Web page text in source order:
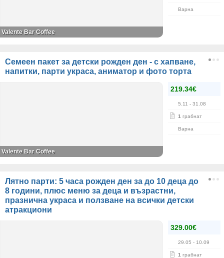
Варна
Valente Bar Coffee
Семеен пакет за детски рожден ден - с хапване,
напитки, парти украса, аниматор и фото торта
219.34€
5.11 - 31.08
1 грабнат
Варна
Valente Bar Coffee
Лятно парти: 5 часа рожден ден за до 10 деца до
8 години, плюс меню за деца и възрастни,
празнична украса и ползване на всички детски
атракциони
329.00€
29.05 - 10.09
1 грабнат